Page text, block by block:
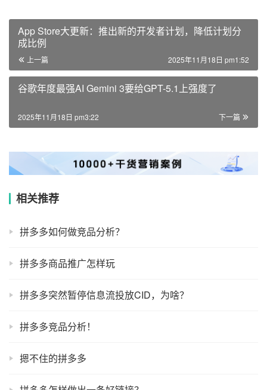
App Store大更新：推出新的开发者计划，降低计划分
成比例
上一篇 2025年11月18日 pm1:52
谷歌年度最强AI Gemini 3要给GPT-5.1上强度了
下一篇
2025年11月18日 pm3:22
相关推荐
拼多多如何做竞品分析？
拼多多商品推广怎样玩
拼多多突然暂停信息流投放CID，为啥？
拼多多竞品分析！
摁不住的拼多多